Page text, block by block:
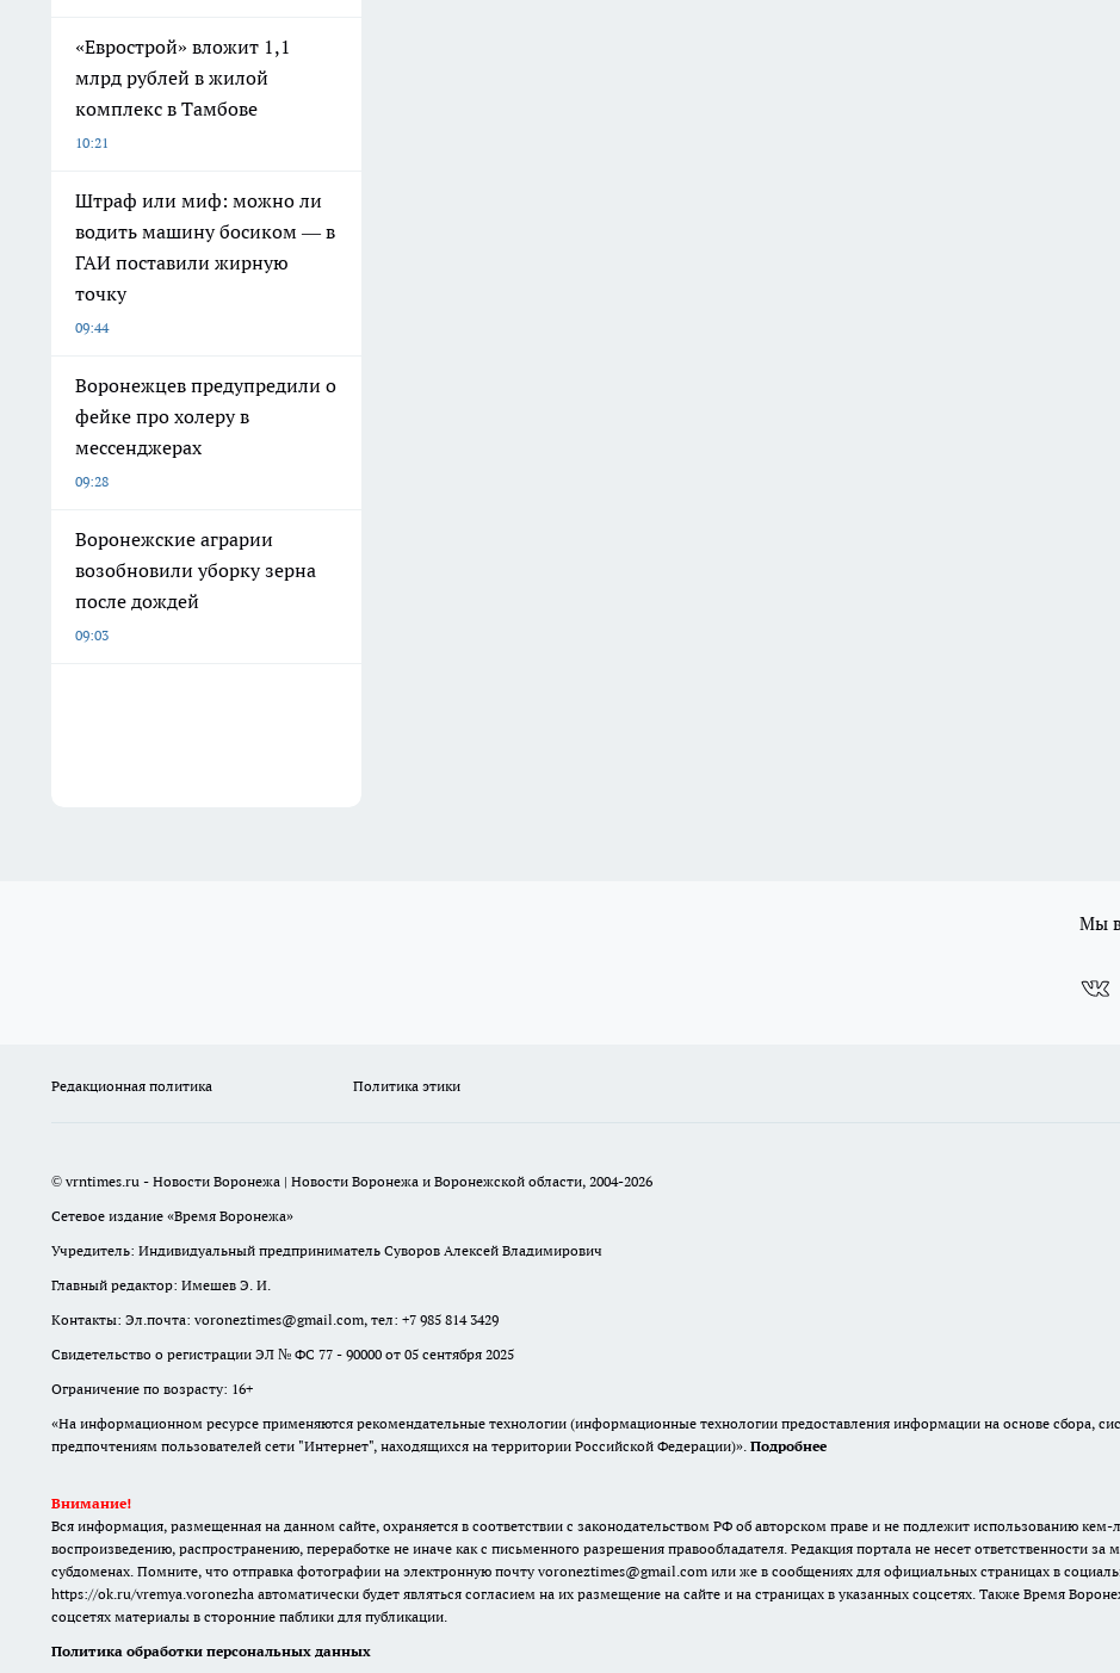
«Еврострой» вложит 1,1
млрд рублей в жилой
комплекс в Тамбове
10:21
Штраф или миф: можно ли
водить машину босиком — в
ГАИ поставили жирную
точку
09:44
Воронежцев предупредили о
фейке про холеру в
мессенджерах
09:28
Воронежские аграрии
возобновили уборку зерна
после дождей
09:03
Мы в
Редакционная политика Политика этики
© vrntimes.ru - Новости Воронежа | Новости Воронежа и Воронежской области, 2004-2026
Сетевое издание «Время Воронежа»
Учредитель: Индивидуальный предприниматель Суворов Алексей Владимирович
Главный редактор: Имешев Э. И.
Контакты: Эл.почта: voroneztimes@gmail.com, тел: +7 985 814 3429
Свидетельство о регистрации ЭЛ № ФС 77 - 90000 от 05 сентября 2025
Ограничение по возрасту: 16+
«На информационном ресурсе применяются рекомендательные технологии (информационные технологии предоставления информации на основе сбора,
предпочтениям пользователей сети "Интернет", находящихся на территории Российской Федерации)». Подробнее
Внимание!
Вся информация, размещенная на данном сайте, охраняется в соответствии с законодательством РФ об авторском праве и не подлежит использованию
воспроизведению, распространению, переработке не иначе как с письменного разрешения правообладателя. Редакция портала не несет ответственности
субдоменах. Помните, что отправка фотографии на электронную почту voroneztimes@gmail.com или же в сообщениях для официальных страницах в
https://ok.ru/vremya.voronezha автоматически будет являться согласием на их размещение на сайте и на страницах в указанных соцсетях. Также Время
соцсетях материалы в сторонние паблики для публикации.
Политика обработки персональных данных